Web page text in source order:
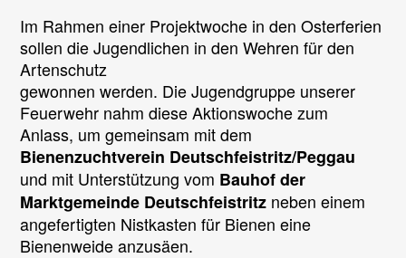
Im Rahmen einer Projektwoche in den Osterferien
sollen die Jugendlichen in den Wehren für den
Artenschutz
gewonnen werden. Die Jugendgruppe unserer
Feuerwehr nahm diese Aktionswoche zum
Anlass, um gemeinsam mit dem
Bienenzuchtverein Deutschfeistritz/Peggau
und mit Unterstützung vom Bauhof der
Marktgemeinde Deutschfeistritz neben einem
angefertigten Nistkasten für Bienen eine
Bienenweide anzusäen.